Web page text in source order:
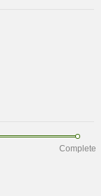
Complete